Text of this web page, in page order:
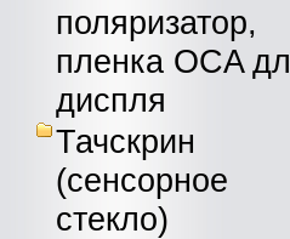
поляризатор,
пленка OCA
диспля
Тачскрин
(сенсорное
стекло)